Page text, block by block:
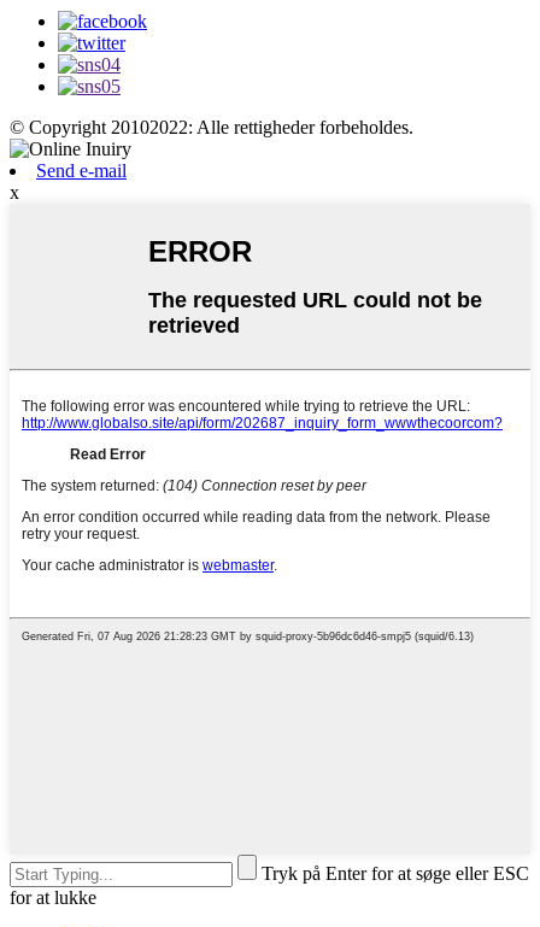
© Copyright 20102022: Alle rettigheder forbeholdes.
Send e-mail
x
Tryk på Enter for at søge eller ESC
for at lukke